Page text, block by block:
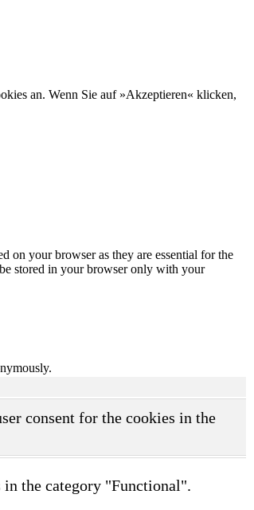
an. Wenn Sie auf »Akzeptieren« klicken,
on your browser as they are essential for the
stored in your browser only with your
consent for the cookies in the
in the category "Functional".